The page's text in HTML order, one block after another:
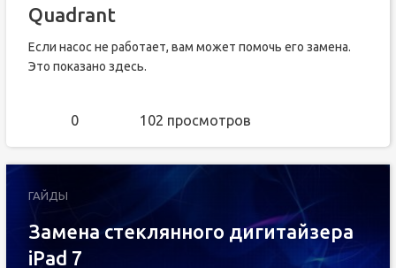
Quadrant
Если насос не работает, вам может помочь его замена.
Это показано здесь.
0 102 просмотров
ГАЙДЫ
Замена стеклянного дигитайзера
iPad 7